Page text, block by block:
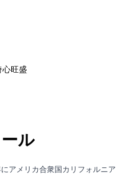
心旺盛
ル
アメリカ合衆国カリフォルニア